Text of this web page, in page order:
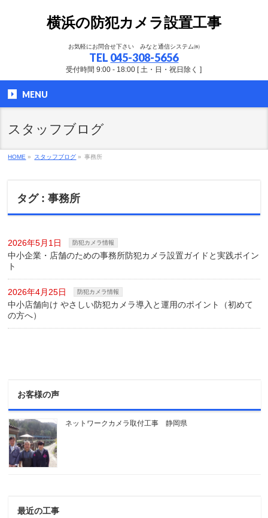
横浜の防犯カメラ設置工事
お気軽にお問合せ下さい みなと通信システム㈱
TEL 045-308-5656
受付時間 9:00 - 18:00 [ 土・日・祝日除く ]
MENU
スタッフブログ
HOME » スタッフブログ » 事務所
タグ : 事務所
2026年5月1日 防犯カメラ情報
中小企業・店舗のための事務所防犯カメラ設置ガイドと実践ポイン
ト
2026年4月25日 防犯カメラ情報
中小店舗向け やさしい防犯カメラ導入と運用のポイント（初めて
の方へ）
お客様の声
ネットワークカメラ取付工事 静岡県
最近の工事